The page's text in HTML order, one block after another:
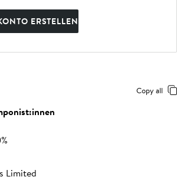
ERSTELLEN
Copy all
Limited